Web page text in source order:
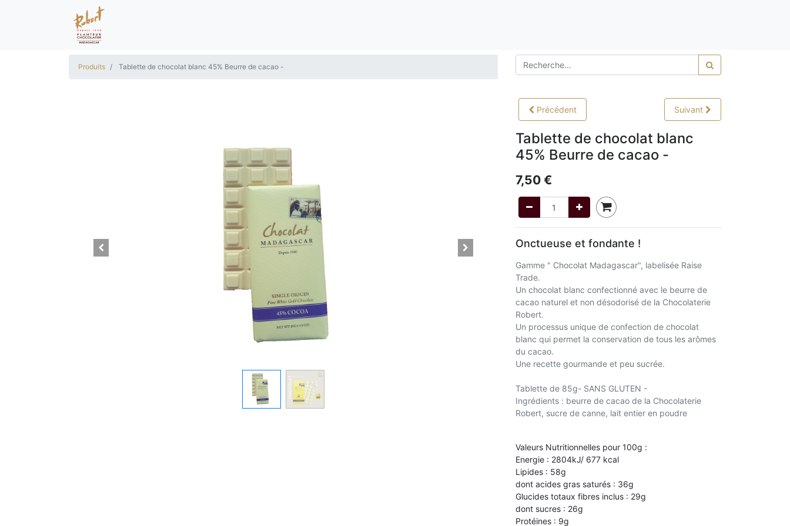
Produits Tablette de chocolat blanc 45% Beurre de cacao -
Précédent Suivant
Tablette de chocolat blanc
45% Beurre de cacao -
7,50 €
Onctueuse et fondante !
Gamme " Chocolat Madagascar", labelisée Raise
Trade.
Un chocolat blanc confectionné avec le beurre de
cacao naturel et non désodorisé de la Chocolaterie
Robert.
Un processus unique de confection de chocolat
blanc qui permet la conservation de tous les arômes
du cacao.
Une recette gourmande et peu sucrée.
Tablette de 85g- SANS GLUTEN -
Ingrédients : beurre de cacao de la Chocolaterie
Robert, sucre de canne, lait entier en poudre
Valeurs Nutritionnelles pour 100g :
Energie : 2804kJ/ 677 kcal
Lipides : 58g
dont acides gras saturés : 36g
Glucides totaux fibres inclus : 29g
dont sucres : 26g
Protéines : 9g